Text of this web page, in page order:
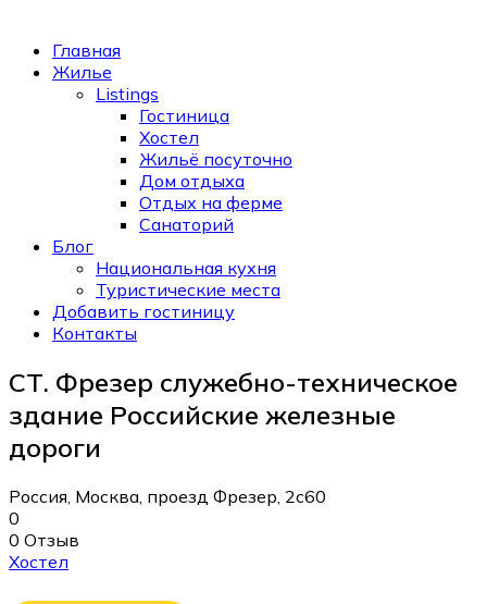
Главная
Жилье
Listings
Гостиница
Хостел
Жильё посуточно
Дом отдыха
Отдых на ферме
Санаторий
Блог
Национальная кухня
Туристические места
Добавить гостиницу
Контакты
СТ. Фрезер служебно-техническое
здание Российские железные
дороги
Россия, Москва, проезд Фрезер, 2с60
0
0 Отзыв
Хостел